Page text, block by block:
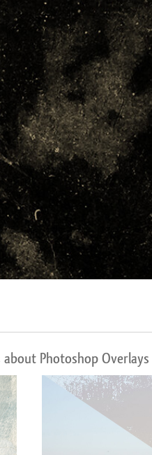
retušování šperků Data
about Photoshop Overlays